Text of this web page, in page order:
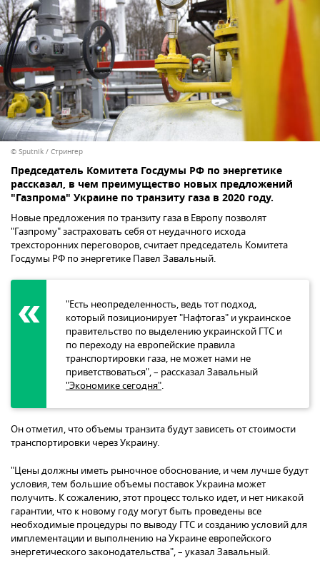
© Sputnik / Стрингер
Председатель Комитета Госдумы РФ по энергетике
рассказал, в чем преимущество новых предложений
"Газпрома" Украине по транзиту газа в 2020 году.
Новые предложения по транзиту газа в Европу позволят
"Газпрому" застраховать себя от неудачного исхода
трехсторонних переговоров, считает председатель Комитета
Госдумы РФ по энергетике Павел Завальный.
"Есть неопределенность, ведь тот подход,
который позиционирует "Нафтогаз" и украинское
правительство по выделению украинской ГТС и
по переходу на европейские правила
транспортировки газа, не может нами не
приветствоваться", – рассказал Завальный
"Экономике сегодня".
Он отметил, что объемы транзита будут зависеть от стоимости
транспортировки через Украину.
"Цены должны иметь рыночное обоснование, и чем лучше будут
условия, тем большие объемы поставок Украина может
получить. К сожалению, этот процесс только идет, и нет никакой
гарантии, что к новому году могут быть проведены все
необходимые процедуры по выводу ГТС и созданию условий для
имплементации и выполнению на Украине европейского
энергетического законодательства", – указал Завальный.